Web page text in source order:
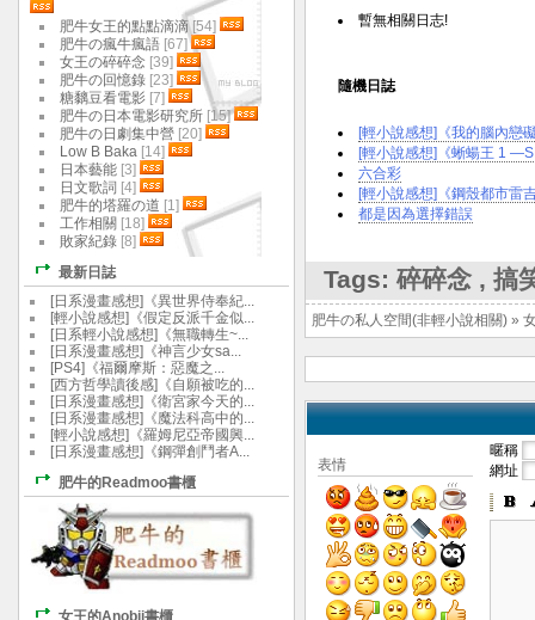
暫無相關日志!
隨機日誌
[輕小說感想]《我的腦內戀
[輕小說感想]《蜥蝪王 1
六合彩
[輕小說感想]《鋼殼都市雷
都是因為選擇錯誤
Tags: 碎碎念 , 搞
肥牛の私人空間(非輕小說相關) »
表情
暱稱
網址
肥牛女王的點點滴滴[54]
肥牛の瘋牛瘋語 [67]
女王の碎碎念 [39]
肥牛の回憶錄 [23]
糖黐豆看電影 [7]
肥牛の日本電影研究所 [15]
肥牛の日劇集中營 [20]
Low B Baka [14]
日本藝能 [3]
日文歌詞 [4]
肥牛的塔羅の道 [1]
工作相關 [18]
敗家紀錄 [8]
最新日誌
[日系漫畫感想]《異世界侍奉紀...
[輕小說感想]《假定反派千金似...
[日系輕小說感想]《無職轉生~...
[日系漫畫感想]《神言少女sa...
[PS4]《福爾摩斯：惡魔之...
[西方哲學讀後感]《自願被吃的...
[日系漫畫感想]《衛宮家今天的...
[日系漫畫感想]《魔法科高中的...
[輕小說感想]《羅姆尼亞帝國興...
[日系漫畫感想]《鋼彈創鬥者A...
肥牛的Readmoo書櫃
女王的Anobii書櫃